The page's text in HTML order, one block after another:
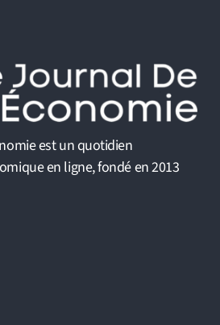
est un quotidien
en ligne, fondé en 2013